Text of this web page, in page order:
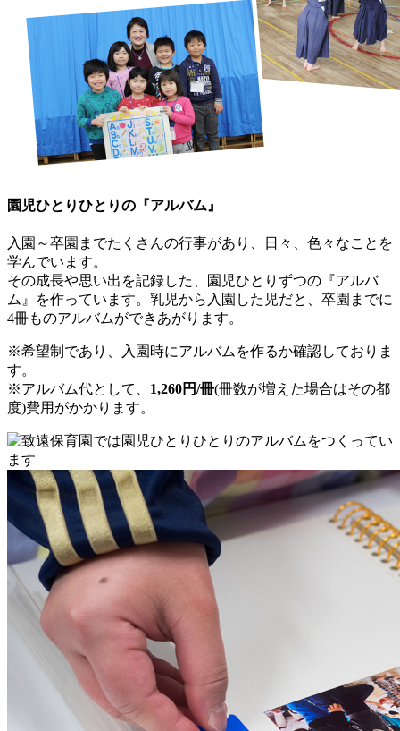
園児ひとりひとりの『アルバム』
入園～卒園までたくさんの行事があり、日々、色々なことを
学んでいます。
その成長や思い出を記録した、園児ひとりずつの『アルバ
ム』を作っています。乳児から入園した児だと、卒園までに
4冊ものアルバムができあがります。
※希望制であり、入園時にアルバムを作るか確認しておりま
す。
※アルバム代として、 1,260円/冊(冊数が増えた場合はその都
度)費用がかかります。